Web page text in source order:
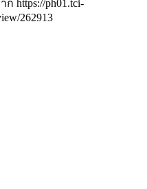
https://ph01.tci-
262913